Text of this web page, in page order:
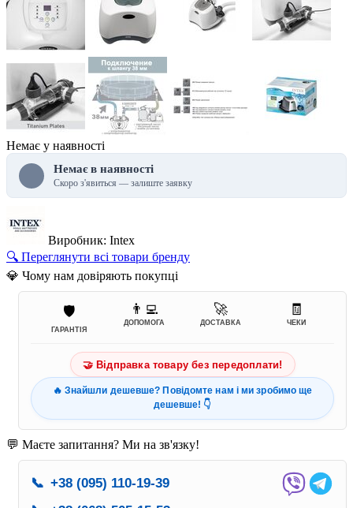
Немає у наявності
Немає в наявності
Скоро з'явиться — залиште заявку
Виробник: Intex
🔍 Переглянути всі товари бренду
💎 Чому нам довіряють покупці
🛡️
ГАРАНТІЯ
👨‍💻
ДОПОМОГА
🚀
ДОСТАВКА
🧾
ЧЕКИ
🤝 Відправка товару без передоплати!
🔥 Знайшли дешевше? Повідомте нам і ми зробимо ще
дешевше! 👇
💬 Маєте запитання? Ми на зв'язку!
📞 +38 (095) 110-19-39